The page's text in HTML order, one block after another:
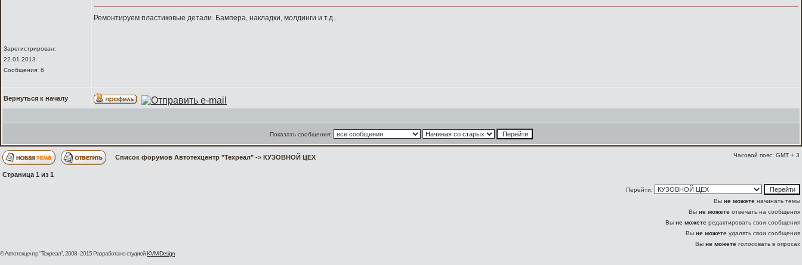
Зарегистрирован:
22.01.2013
Сообщения: 6
Ремонтируем пластиковые детали. Бампера, накладки, молдинги и т.д..
Вернуться к началу
Показать сообщения:
Список форумов Автотехцентр "Техреал" -> КУЗОВНОЙ ЦЕХ Часовой пояс: GMT + 3
Страница 1 из 1
Перейти:
Вы не можете начинать темы
Вы не можете отвечать на сообщения
Вы не можете редактировать свои сообщения
Вы не можете удалять свои сообщения
Вы не можете голосовать в опросах
© Автотехцентр "Техреал", 2008–2015Разработано студиейKVM-Design